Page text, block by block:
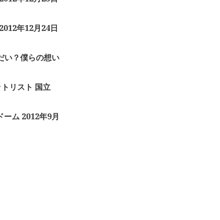
年12月24日
？僕らの想い
リスト 国立
ム 2012年9月